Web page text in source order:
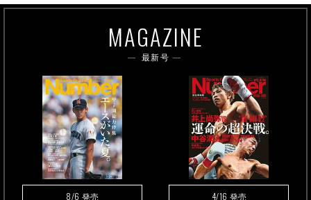
MAGAZINE
最新号
8/6 発売 4/16 発売